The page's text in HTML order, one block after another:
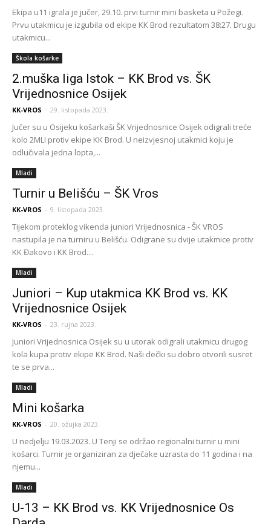
Ekipa u11 igrala je jučer, 29.10. prvi turnir mini basketa u Požegi.
Prvu utakmicu je izgubila od ekipe KK Brod rezultatom 38:27. Drugu
utakmicu...
Škola košarke
2.muška liga Istok – KK Brod vs. ŠK
Vrijednosnice Osijek
KK-VROS - 29. listopada 2023.
Jučer su u Osijeku košarkaši ŠK Vrijednosnice Osijek odigrali treće
kolo 2MLI protiv ekipe KK Brod. U neizvjesnoj utakmici koju je
odlučivala jedna lopta,...
Mladi
Turnir u Belišću – ŠK Vros
KK-VROS - 9. listopada 2023.
Tijekom proteklog vikenda juniori Vrijednosnica - ŠK VROS
nastupila je na turniru u Belišću. Odigrane su dvije utakmice protiv
KK Đakovo i KK Brod....
Mladi
Juniori – Kup utakmica KK Brod vs. KK
Vrijednosnice Osijek
KK-VROS - 23. rujna 2023.
Juniori Vrijednosnica Osijek su u utorak odigrali utakmicu drugog
kola kupa protiv ekipe KK Brod. Naši dečki su dobro otvorili susret
te se prva...
Mladi
Mini košarka
KK-VROS - 20. ožujka 2023.
U nedjelju 19.03.2023. U Tenji se održao regionalni turnir u mini
košarci. Turnir je organiziran za dječake uzrasta do 11 godina i na
njemu...
Mladi
U-13 – KK Brod vs. KK Vrijednosnice Os